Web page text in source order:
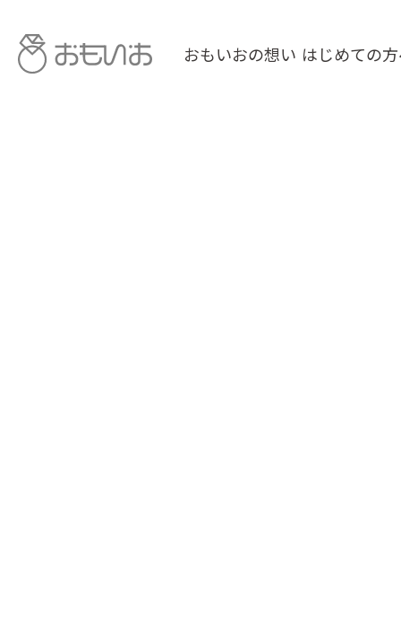
おもいおの想い はじめての